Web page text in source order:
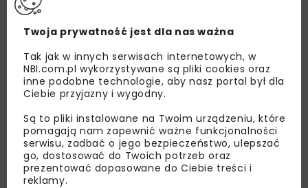
Lubisz wiedzieć więcej?
Twoja prywatność jest dla nas ważna
Tak jak w innych serwisach internetowych, w
NBI.com.pl wykorzystywane są pliki cookies oraz
inne podobne technologie, aby nasz portal był dla
Ciebie przyjazny i wygodny.
Są to pliki instalowane na Twoim urządzeniu, które
pomagają nam zapewnić ważne funkcjonalności
serwisu, zadbać o jego bezpieczeństwo, ulepszać
go, dostosować do Twoich potrzeb oraz
prezentować dopasowane do Ciebie treści i
reklamy.